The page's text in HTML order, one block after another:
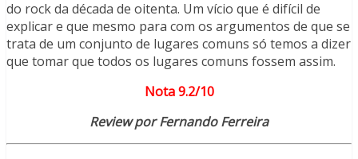
do rock da década de oitenta. Um vício que é difícil de
explicar e que mesmo para com os argumentos de que se
trata de um conjunto de lugares comuns só temos a dizer
que tomar que todos os lugares comuns fossem assim.
Nota 9.2/10
Review por Fernando Ferreira